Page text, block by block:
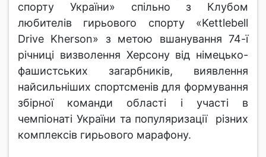
спорту України» спільно з Клубом
любителів гирьового спорту «Kettlebell
Drive Kherson» з метою вшанування 74-ї
річниці визволення Херсону від німецько-
фашистських загарбників, виявлення
найсильніших спортсменів для формування
збірної команди області і участі в
чемпіонаті України та популяризації різних
комплексів гирьового марафону.